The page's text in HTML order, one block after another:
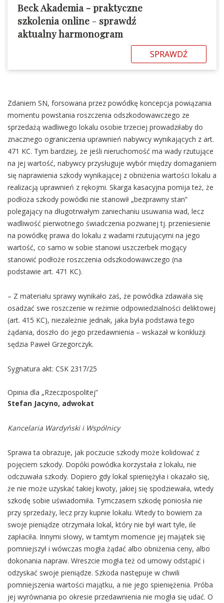
Beck Akademia - praktyczne
szkolenia online - sprawdź
aktualny harmonogram
SPRAWDŹ
Zdaniem SN, forsowana przez powódkę koncepcja powiązania
momentu powstania roszczenia odszkodowawczego ze
sprzedażą wadliwego lokalu osobie trzeciej prowadziłaby do
znacznego ograniczenia uprawnień nabywcy wynikających z art.
471 KC. Tym bardziej, że jeśli nieruchomość ma wady rzutujące
na jej wartość, nabywcy przysługuje wybór między domaganiem
się naprawienia szkody wynikającej z obniżenia wartości lokalu a
realizacją uprawnień z rękojmi. Skarga kasacyjna pomija też, że
podłoża szkody powódki nie stanowił „bezprawny stan”
polegający na długotrwałym zaniechaniu usuwania wad, lecz
wadliwość pierwotnego świadczenia pozwanej tj. przeniesienie
na powódkę prawa do lokalu z wadami rzutującymi na jego
wartość, co samo w sobie stanowi uszczerbek mogący
stanowić podłoże roszczenia odszkodowawczego (na
podstawie art. 471 KC).
– Z materiału sprawy wynikało zaś, że powódka zdawała się
osadzać swe roszczenie w reżimie odpowiedzialności deliktowej
(art. 415 KC), niezależnie jednak, jaka była podstawa tego
żądania, doszło do jego przedawnienia – wskazał w konkluzji
sędzia Paweł Grzegorczyk.
Sygnatura akt: CSK 2317/25
Opinia dla „Rzeczpospolitej”
Stefan Jacyno, adwokat
Kancelaria Wardyński i Wspólnicy
Sprawa ta obrazuje, jak poczucie szkody może kolidować z
pojęciem szkody. Dopóki powódka korzystała z lokalu, nie
odczuwała szkody. Dopiero gdy lokal spieniężyła i okazało się,
że nie może uzyskać takiej kwoty, jakiej się spodziewała, wtedy
szkodę sobie uświadomiła. Tymczasem szkodę poniosła nie
przy sprzedaży, lecz przy kupnie lokalu. Wtedy to bowiem za
swoje pieniądze otrzymała lokal, który nie był wart tyle, ile
zapłaciła. Innymi słowy, w tamtym momencie jej majątek się
pomniejszył i wówczas mogła żądać albo obniżenia ceny, albo
dokonania napraw. Wreszcie mogła też od umowy odstąpić i
odzyskać swoje pieniądze. Szkoda następuje w chwili
pomniejszenia wartości majątku, a nie jego spieniężenia. Próba
jej wyrównania po okresie przedawnienia nie mogła się udać. O